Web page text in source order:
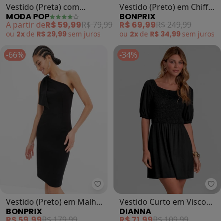
Vestido (Preta) com
Amarração e Bolsos
MODA POP
A partir deR$ 59,99R$ 79,99
ou 2x de R$ 29,99 sem juros
Vestido (Preto) em Chiffon
Devorê Desfiado
BONPRIX
R$ 69,99R$ 249,99
ou 2x de R$ 34,99 sem juros
-66%
bonprix - Vestido (Preto) em
Vestido (Preto) em Malha
Crepe
BONPRIX
-34%
Vestido Curto em Visco
Maquinetada (Preto)
DIANNA